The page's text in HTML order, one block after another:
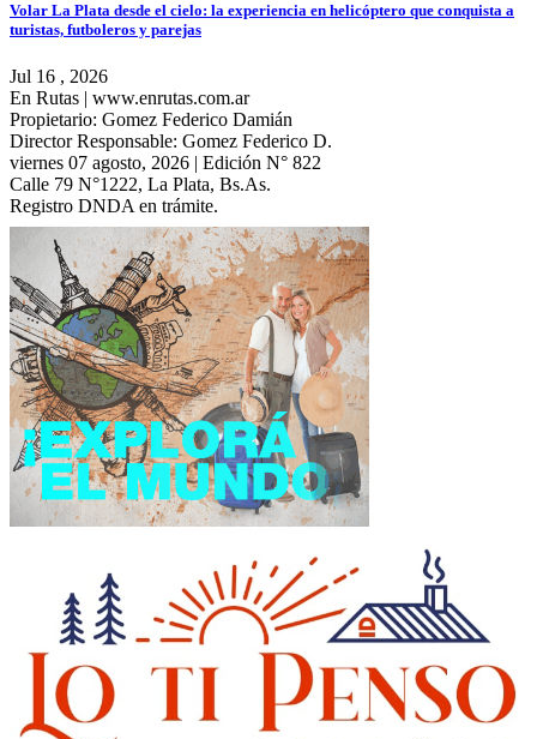
Volar La Plata desde el cielo: la experiencia en helicóptero que conquista a
turistas, futboleros y parejas
Jul 16 , 2026
En Rutas | www.enrutas.com.ar
Propietario: Gomez Federico Damián
Director Responsable: Gomez Federico D.
viernes 07 agosto, 2026 | Edición N° 822
Calle 79 N°1222, La Plata, Bs.As.
Registro DNDA en trámite.